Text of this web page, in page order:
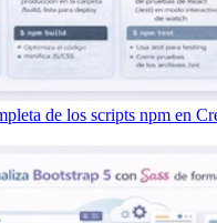
de los scripts npm en